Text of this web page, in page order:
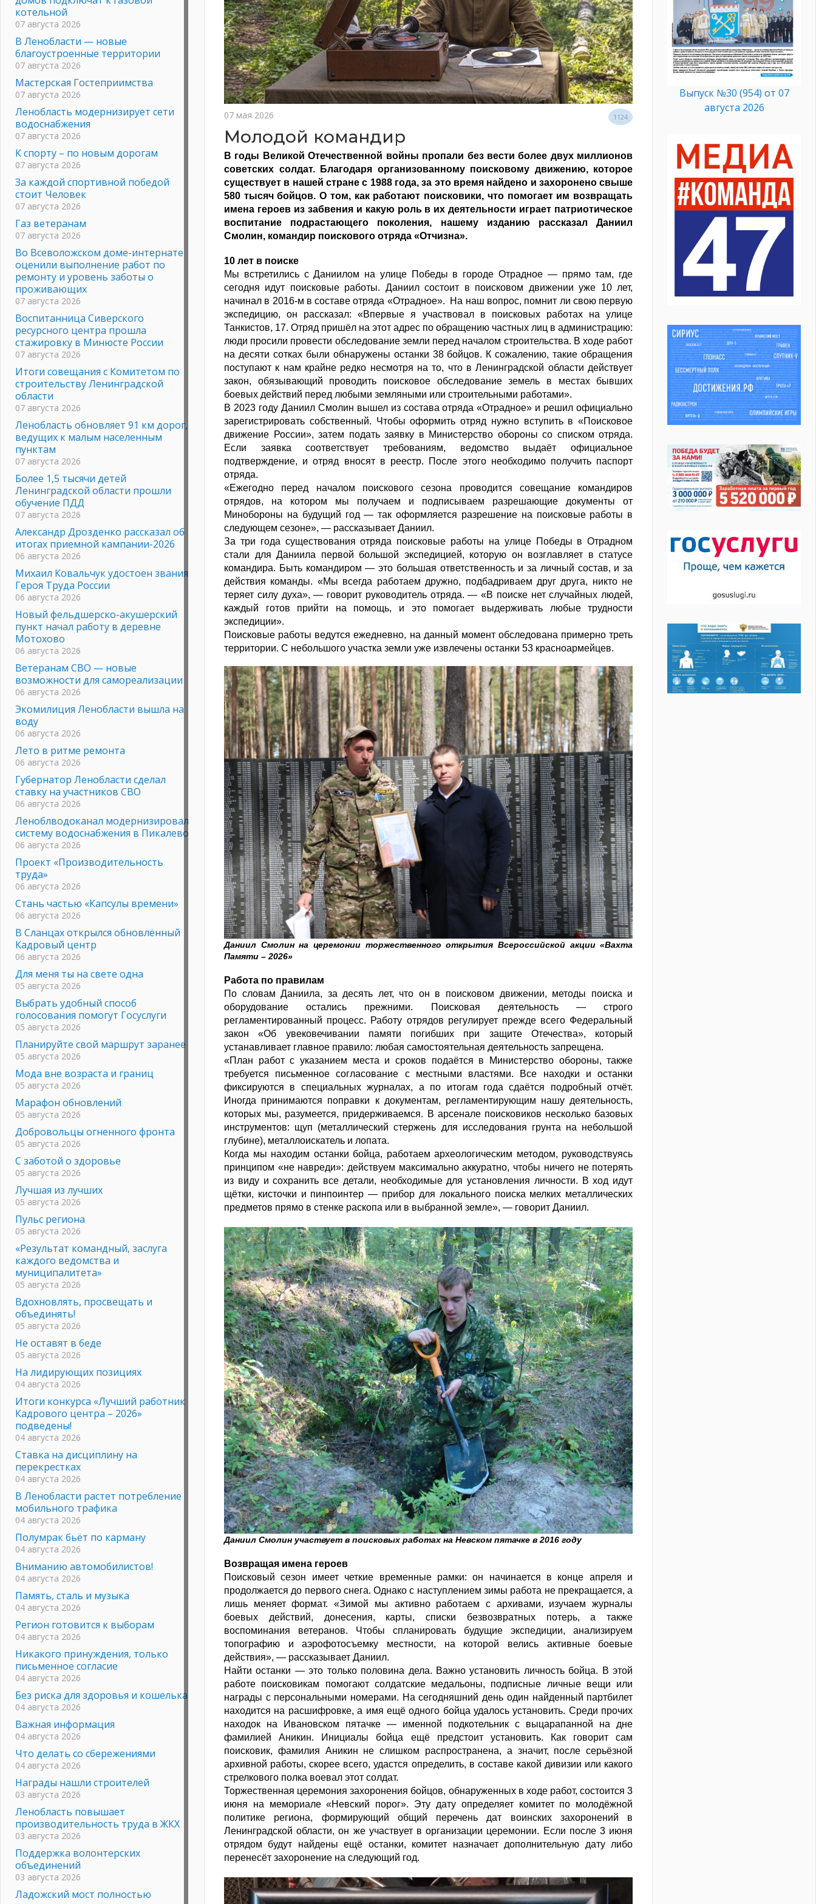
07 мая 2026 1124
Молодой командир
В годы Великой Отечественной войны пропали без вести более двух миллионов
советских солдат. Благодаря организованному поисковому движению, которое
существует в нашей стране с 1988 года, за это время найдено и захоронено свыше
580 тысяч бойцов. О том, как работают поисковики, что помогает им возвращать
имена героев из забвения и какую роль в их деятельности играет патриотическое
воспитание подрастающего поколения, нашему изданию рассказал Даниил
Смолин, командир поискового отряда «Отчизна».
10 лет в поиске
Мы встретились с Даниилом на улице Победы в городе Отрадное — прямо там, где
сегодня идут поисковые работы. Даниил состоит в поисковом движении уже 10 лет,
начинал в 2016-м в составе отряда «Отрадное». На наш вопрос, помнит ли свою первую
экспедицию, он рассказал: «Впервые я участвовал в поисковых работах на улице
Танкистов, 17. Отряд пришёл на этот адрес по обращению частных лиц в администрацию:
люди просили провести обследование земли перед началом строительства. В ходе работ
на десяти сотках были обнаружены останки 38 бойцов. К сожалению, такие обращения
поступают к нам крайне редко несмотря на то, что в Ленинградской области действует
закон, обязывающий проводить поисковое обследование земель в местах бывших
боевых действий перед любыми земляными или строительными работами».
В 2023 году Даниил Смолин вышел из состава отряда «Отрадное» и решил официально
зарегистрировать собственный. Чтобы оформить отряд нужно вступить в «Поисковое
движение России», затем подать заявку в Министерство обороны со списком отряда.
Если заявка соответствует требованиям, ведомство выдаёт официальное
подтверждение, и отряд вносят в реестр. После этого необходимо получить паспорт
отряда.
«Ежегодно перед началом поискового сезона проводится совещание командиров
отрядов, на котором мы получаем и подписываем разрешающие документы от
Минобороны на будущий год — так оформляется разрешение на поисковые работы в
следующем сезоне», — рассказывает Даниил.
За три года существования отряда поисковые работы на улице Победы в Отрадном
стали для Даниила первой большой экспедицией, которую он возглавляет в статусе
командира. Быть командиром — это большая ответственность и за личный состав, и за
действия команды. «Мы всегда работаем дружно, подбадриваем друг друга, никто не
теряет силу духа», — говорит руководитель отряда. — «В поиске нет случайных людей,
каждый готов прийти на помощь, и это помогает выдерживать любые трудности
экспедиции».
Поисковые работы ведутся ежедневно, на данный момент обследована примерно треть
территории. С небольшого участка земли уже извлечены останки 53 красноармейцев.
Даниил Смолин на церемонии торжественного открытия Всероссийской акции «Вахта
Памяти – 2026»
Работа по правилам
По словам Даниила, за десять лет, что он в поисковом движении, методы поиска и
оборудование остались прежними. Поисковая деятельность — строго
регламентированный процесс. Работу отрядов регулирует прежде всего Федеральный
закон «Об увековечивании памяти погибших при защите Отечества», который
устанавливает главное правило: любая самостоятельная деятельность запрещена.
«План работ с указанием места и сроков подаётся в Министерство обороны, также
требуется письменное согласование с местными властями. Все находки и останки
фиксируются в специальных журналах, а по итогам года сдаётся подробный отчёт.
Иногда принимаются поправки к документам, регламентирующим нашу деятельность,
которых мы, разумеется, придерживаемся. В арсенале поисковиков несколько базовых
инструментов: щуп (металлический стержень для исследования грунта на небольшой
глубине), металлоискатель и лопата.
Когда мы находим останки бойца, работаем археологическим методом, руководствуясь
принципом «не навреди»: действуем максимально аккуратно, чтобы ничего не потерять
из виду и сохранить все детали, необходимые для установления личности. В ход идут
щётки, кисточки и пинпоинтер — прибор для локального поиска мелких металлических
предметов прямо в стенке раскопа или в выбранной земле», — говорит Даниил.
Даниил Смолин участвует в поисковых работах на Невском пятачке в 2016 году
Возвращая имена героев
Поисковый сезон имеет четкие временные рамки: он начинается в конце апреля и
продолжается до первого снега. Однако с наступлением зимы работа не прекращается, а
лишь меняет формат. «Зимой мы активно работаем с архивами, изучаем журналы
боевых действий, донесения, карты, списки безвозвратных потерь, а также
воспоминания ветеранов. Чтобы спланировать будущие экспедиции, анализируем
топографию и аэрофотосъемку местности, на которой велись активные боевые
действия», — рассказывает Даниил.
Найти останки — это только половина дела. Важно установить личность бойца. В этой
работе поисковикам помогают солдатские медальоны, подписные личные вещи или
награды с персональными номерами. На сегодняшний день один найденный партбилет
находится на расшифровке, а имя ещё одного бойца удалось установить. Среди прочих
находок на Ивановском пятачке — именной подкотельник с выцарапанной на дне
фамилией Аникин. Инициалы бойца ещё предстоит установить. Как говорит сам
поисковик, фамилия Аникин не слишком распространена, а значит, после серьёзной
архивной работы, скорее всего, удастся определить, в составе какой дивизии или какого
стрелкового полка воевал этот солдат.
Торжественная церемония захоронения бойцов, обнаруженных в ходе работ, состоится 3
июня на мемориале «Невский порог». Эту дату определяет комитет по молодёжной
политике региона, формирующий общий перечень дат воинских захоронений в
Ленинградской области, он же участвует в организации церемонии. Если после 3 июня
отрядом будут найдены ещё останки, комитет назначает дополнительную дату либо
перенесёт захоронение на следующий год.
котельной
07 августа 2026
В Ленобласти — новые
благоустроенные территории
07 августа 2026
Мастерская Гостеприимства
07 августа 2026
Ленобласть модернизирует сети
водоснабжения
07 августа 2026
К спорту – по новым дорогам
07 августа 2026
За каждой спортивной победой
стоит Человек
07 августа 2026
Газ ветеранам
07 августа 2026
Во Всеволожском доме-интернате
оценили выполнение работ по
ремонту и уровень заботы о
проживающих
07 августа 2026
Воспитанница Сиверского
ресурсного центра прошла
стажировку в Минюсте России
07 августа 2026
Итоги совещания с Комитетом по
строительству Ленинградской
области
07 августа 2026
Ленобласть обновляет 91 км дорог,
ведущих к малым населенным
пунктам
07 августа 2026
Более 1,5 тысячи детей
Ленинградской области прошли
обучение ПДД
07 августа 2026
Александр Дрозденко рассказал об
итогах приемной кампании-2026
06 августа 2026
Михаил Ковальчук удостоен звания
Героя Труда России
06 августа 2026
Новый фельдшерско-акушерский
пункт начал работу в деревне
Мотохово
06 августа 2026
Ветеранам СВО — новые
возможности для самореализации
06 августа 2026
Экомилиция Ленобласти вышла на
воду
06 августа 2026
Лето в ритме ремонта
06 августа 2026
Губернатор Ленобласти сделал
ставку на участников СВО
06 августа 2026
Леноблводоканал модернизировал
систему водоснабжения в Пикалево
06 августа 2026
Проект «Производительность
труда»
06 августа 2026
Стань частью «Капсулы времени»
06 августа 2026
В Сланцах открылся обновлённый
Кадровый центр
06 августа 2026
Для меня ты на свете одна
05 августа 2026
Выбрать удобный способ
голосования помогут Госуслуги
05 августа 2026
Планируйте свой маршрут заранее
05 августа 2026
Мода вне возраста и границ
05 августа 2026
Марафон обновлений
05 августа 2026
Добровольцы огненного фронта
05 августа 2026
С заботой о здоровье
05 августа 2026
Лучшая из лучших
05 августа 2026
Пульс региона
05 августа 2026
«Результат командный, заслуга
каждого ведомства и
муниципалитета»
05 августа 2026
Вдохновлять, просвещать и
объединять!
05 августа 2026
Не оставят в беде
05 августа 2026
На лидирующих позициях
04 августа 2026
Итоги конкурса «Лучший работник
Кадрового центра – 2026»
подведены!
04 августа 2026
Ставка на дисциплину на
перекрестках
04 августа 2026
В Ленобласти растет потребление
мобильного трафика
04 августа 2026
Полумрак бьёт по карману
04 августа 2026
Вниманию автомобилистов!
04 августа 2026
Память, сталь и музыка
04 августа 2026
Регион готовится к выборам
04 августа 2026
Никакого принуждения, только
письменное согласие
04 августа 2026
Без риска для здоровья и кошелька
04 августа 2026
Важная информация
04 августа 2026
Что делать со сбережениями
04 августа 2026
Награды нашли строителей
03 августа 2026
Ленобласть повышает
производительность труда в ЖКХ
03 августа 2026
Поддержка волонтерских
объединений
03 августа 2026
Ладожский мост полностью
Выпуск №30 (954) от 07
августа 2026